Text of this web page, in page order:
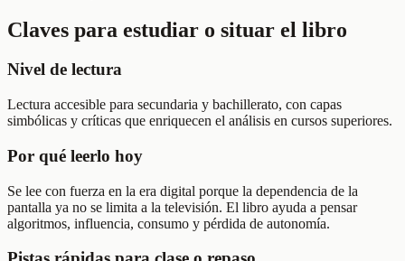
Claves para estudiar o situar el libro
Nivel de lectura
Lectura accesible para secundaria y bachillerato, con capas
simbólicas y críticas que enriquecen el análisis en cursos superiores.
Por qué leerlo hoy
Se lee con fuerza en la era digital porque la dependencia de la
pantalla ya no se limita a la televisión. El libro ayuda a pensar
algoritmos, influencia, consumo y pérdida de autonomía.